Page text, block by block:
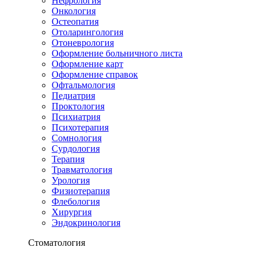
Онкология
Остеопатия
Отоларингология
Отоневрология
Оформление больничного листа
Оформление карт
Оформление справок
Офтальмология
Педиатрия
Проктология
Психиатрия
Психотерапия
Сомнология
Сурдология
Терапия
Травматология
Урология
Физиотерапия
Флебология
Хирургия
Эндокринология
Стоматология